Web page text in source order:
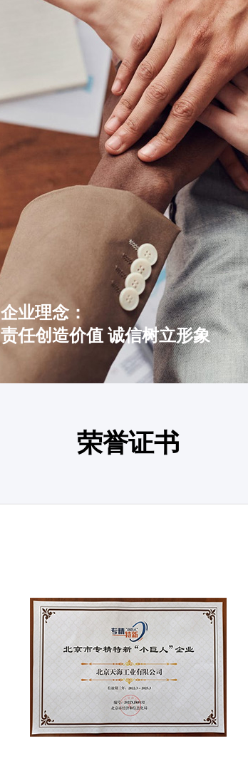
企业理念：
责任创造价值 诚信树立形象
荣誉证书